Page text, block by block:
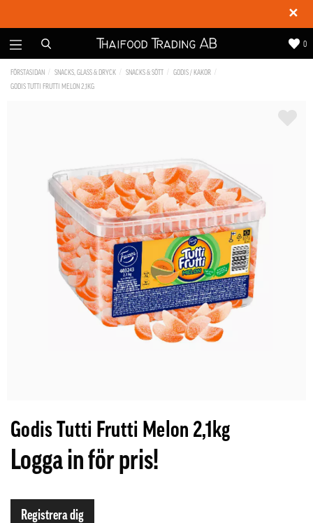
✕
0
FÖRSTASIDAN SNACKS, GLASS & DRYCK SNACKS & SÖTT
GODIS / KAKOR
GODIS TUTTI FRUTTI MELON 2,1KG
Godis Tutti Frutti Melon 2,1kg
Logga in för pris!
Registrera dig